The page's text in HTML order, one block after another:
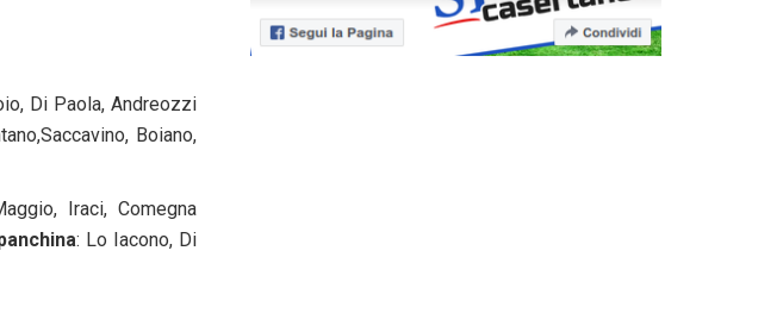
Di Paola, Andreozzi
Boiano,
Iraci, Comegna
: Lo Iacono, Di